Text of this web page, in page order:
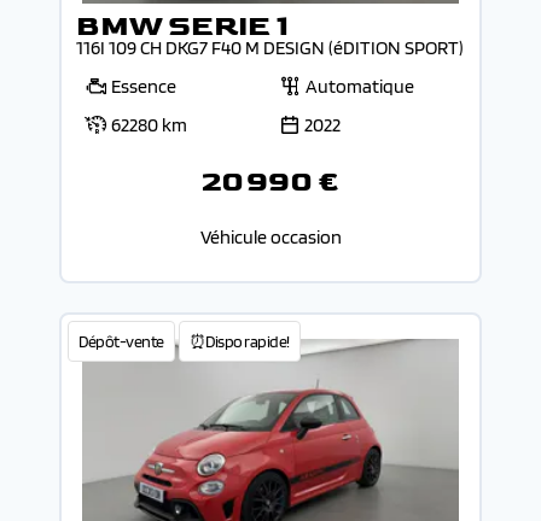
BMW SERIE 1
116I 109 CH DKG7 F40 M DESIGN (éDITION SPORT)
Essence
Automatique
62280 km
2022
20 990 €
Véhicule occasion
Dépôt-vente ⏰Dispo rapide!